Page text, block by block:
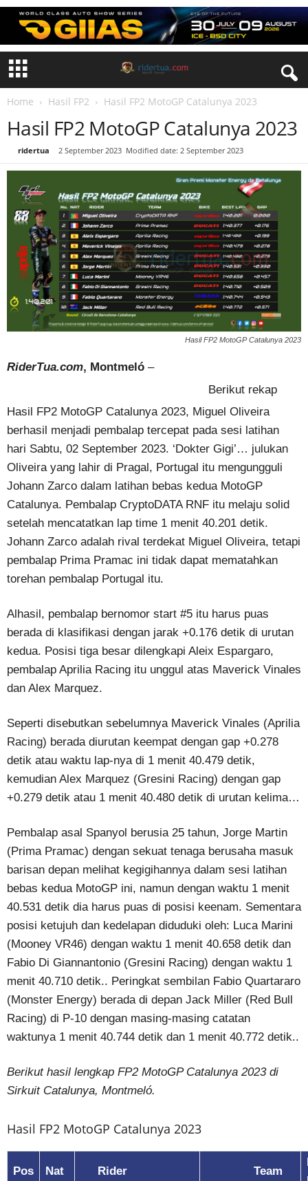
Home Hasil FP2 Hasil FP2 MotoGP Catalunya 2023
Hasil FP2 MotoGP Catalunya 2023
ridertua 2 September 2023 Modified date: 2 September 2023
Hasil FP2 MotoGP Catalunya 2023
RiderTua.com, Montmeló –
Berikut rekap
Hasil FP2 MotoGP Catalunya 2023, Miguel Oliveira
berhasil menjadi pembalap tercepat pada sesi latihan
hari Sabtu, 02 September 2023. ‘Dokter Gigi’… julukan
Oliveira yang lahir di Pragal, Portugal itu mengungguli
Johann Zarco dalam latihan bebas kedua MotoGP
Catalunya. Pembalap CryptoDATA RNF itu melaju solid
setelah mencatatkan lap time 1 menit 40.201 detik.
Johann Zarco adalah rival terdekat Miguel Oliveira, tetapi
pembalap Prima Pramac ini tidak dapat mematahkan
torehan pembalap Portugal itu.
Alhasil, pembalap bernomor start #5 itu harus puas
berada di klasifikasi dengan jarak +0.176 detik di urutan
kedua. Posisi tiga besar dilengkapi Aleix Espargaro,
pembalap Aprilia Racing itu unggul atas Maverick Vinales
dan Alex Marquez.
Seperti disebutkan sebelumnya Maverick Vinales (Aprilia
Racing) berada diurutan keempat dengan gap +0.278
detik atau waktu lap-nya di 1 menit 40.479 detik,
kemudian Alex Marquez (Gresini Racing) dengan gap
+0.279 detik atau 1 menit 40.480 detik di urutan kelima…
Pembalap asal Spanyol berusia 25 tahun, Jorge Martin
(Prima Pramac) dengan sekuat tenaga berusaha masuk
barisan depan melihat kegigihannya dalam sesi latihan
bebas kedua MotoGP ini, namun dengan waktu 1 menit
40.531 detik dia harus puas di posisi keenam. Sementara
posisi ketujuh dan kedelapan diduduki oleh: Luca Marini
(Mooney VR46) dengan waktu 1 menit 40.658 detik dan
Fabio Di Giannantonio (Gresini Racing) dengan waktu 1
menit 40.710 detik.. Peringkat sembilan Fabio Quartararo
(Monster Energy) berada di depan Jack Miller (Red Bull
Racing) di P-10 dengan masing-masing catatan
waktunya 1 menit 40.744 detik dan 1 menit 40.772 detik..
Berikut hasil lengkap FP2 MotoGP Catalunya 2023 di
Sirkuit Catalunya, Montmeló.
Hasil FP2 MotoGP Catalunya 2023
Pos Nat Rider Team